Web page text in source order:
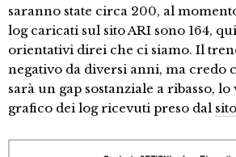
saranno state circa 200, al
log caricati sul sito ARI sono 164,
orientativi direi che ci siamo. Il
negativo da diversi anni, ma credo
sarà un gap sostanziale a ribasso,
grafico dei log ricevuti preso dal